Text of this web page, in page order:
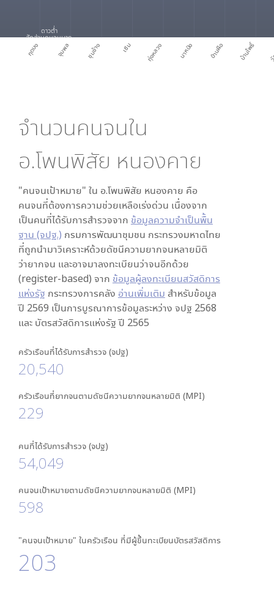
กุดบง จุมพล ชุมช้าง เซิม ทุ่งหลวง นาหนัง บ้านผือ บ้านโพธิ์
ดาวต่ำ
สัดส่วนคนจนมาก
จำนวนคนจนใน
อ.โพนพิสัย หนองคาย
"คนจนเป้าหมาย" ใน อ.โพนพิสัย หนองคาย คือ
คนจนที่ต้องการความช่วยเหลือเร่งด่วน เนื่องจาก
เป็นคนที่ได้รับการสำรวจจาก ข้อมูลความจำเป็นพื้น
ฐาน (จปฐ.) กรมการพัฒนาชุมชน กระทรวงมหาดไทย
ที่ถูกนำมาวิเคราะห์ด้วยดัชนีความยากจนหลายมิติ
ว่ายากจน และอาจมาลงทะเบียนว่าจนอีกด้วย
(register-based) จาก ข้อมูลผู้ลงทะเบียนสวัสดิการ
แห่งรัฐ กระทรวงการคลัง อ่านเพิ่มเติม สำหรับข้อมูล
ปี 2569 เป็นการบูรณาการข้อมูลระหว่าง จปฐ 2568
และ บัตรสวัสดิการแห่งรัฐ ปี 2565
ครัวเรือนที่ได้รับการสำรวจ (จปฐ)
20,540
ครัวเรือนที่ยากจนตามดัชนีความยากจนหลายมิติ (MPI)
229
คนที่ได้รับการสำรวจ (จปฐ)
54,049
คนจนเป้าหมายตามดัชนีความยากจนหลายมิติ (MPI)
598
"คนจนเป้าหมาย" ในครัวเรือน ที่มีผู้ขึ้นทะเบียนบัตรสวัสดิการ
203